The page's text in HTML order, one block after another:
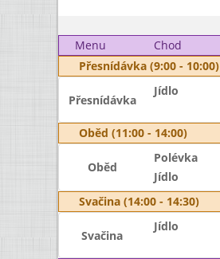
Menu
Chod
Přesnídávka (9:00 - 10:00)
Přesnídávka
Jídlo
Oběd (11:00 - 14:00)
Oběd
Polévka
Jídlo
Svačina (14:00 - 14:30)
Svačina
Jídlo